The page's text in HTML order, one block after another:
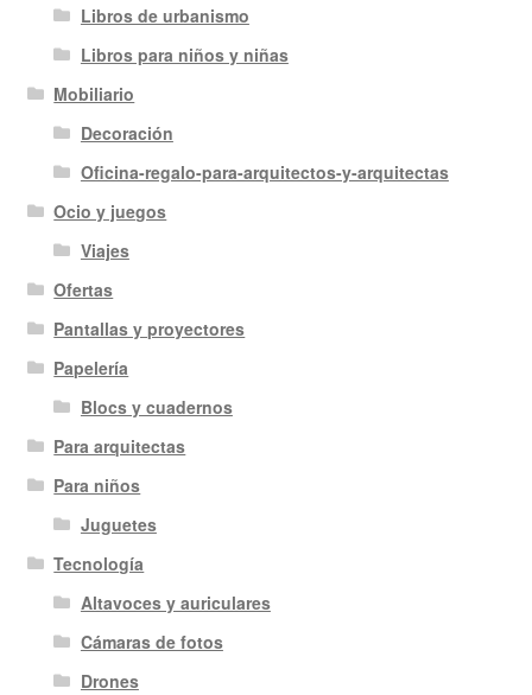
Libros de urbanismo
Libros para niños y niñas
Mobiliario
Decoración
Oficina-regalo-para-arquitectos-y-arquitectas
Ocio y juegos
Viajes
Ofertas
Pantallas y proyectores
Papelería
Blocs y cuadernos
Para arquitectas
Para niños
Juguetes
Tecnología
Altavoces y auriculares
Cámaras de fotos
Drones